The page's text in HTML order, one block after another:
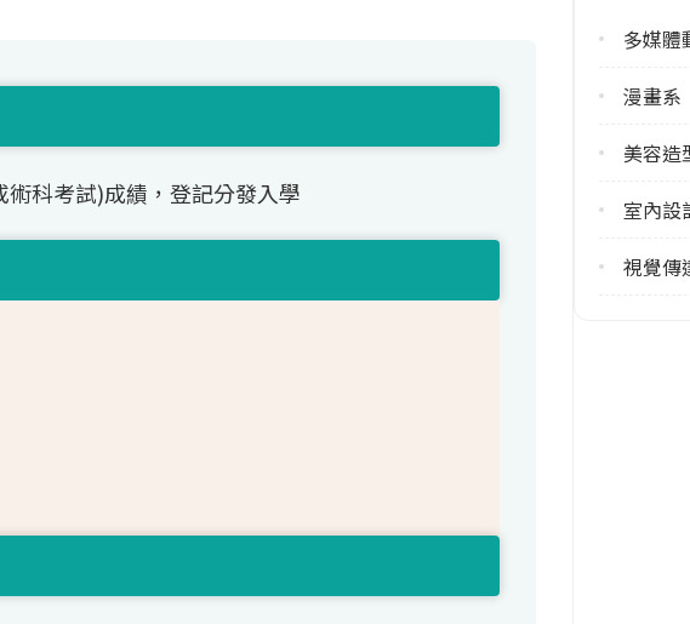
科考試)成績，登記分發入學
1
學系電話
臺南市永
多媒體
漫畫系
美容造
室內設
視覺傳